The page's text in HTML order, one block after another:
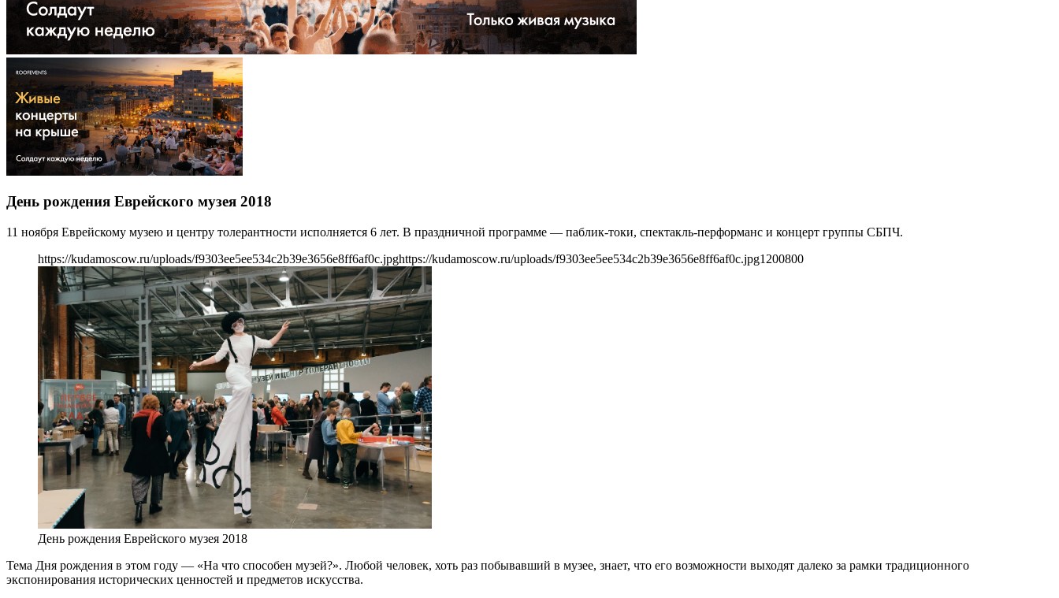
День рождения Еврейского музея 2018
11 ноября Еврейскому музею и центру толерантности исполняется 6 лет. В праздничной программе — паблик-токи, спектакль-перформанс и концерт группы СБПЧ.
https://kudamoscow.ru/uploads/f9303ee5ee534c2b39e3656e8ff6af0c.jpghttps://kudamoscow.ru/uploads/f9303ee5ee534c2b39e3656e8ff6af0c.jpg1200800
День рождения Еврейского музея 2018
Тема Дня рождения в этом году — «На что способен музей?». Любой человек, хоть раз побывавший в музее, знает, что его возможности выходят далеко за рамки традиционного
экспонирования исторических ценностей и предметов искусства.